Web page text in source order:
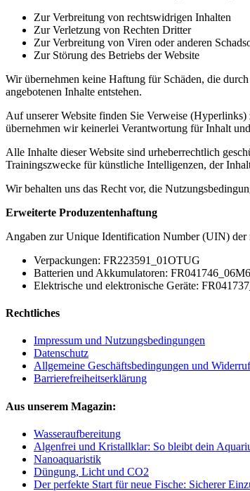
Zur Verbreitung von rechtswidrigen Inhalten
Zur Verletzung von Rechten Dritter
Zur Verbreitung von Viren oder anderen
Zur Störung des Betriebs der Website
Wir übernehmen keine Haftung für Schäden, die
angebotenen Inhalte entstehen.
Auf unserer Website finden Sie Verweise
übernehmen wir keinerlei Verantwortung für Inhalt
Alle Inhalte dieser Website sind urheberrechtlich
Trainingszwecke für künstliche Intelligenzen, der
Wir behalten uns das Recht vor, die
Erweiterte Produzentenhaftung
Angaben zur Unique Identification Number (UIN) der
Verpackungen: FR223591_01OTUG
Batterien und Akkumulatoren:
Elektrische und elektronische Geräte:
Rechtliches
Impressum und Nutzungsbedingungen
Datenschutz
Allgemeine Geschäftsbedingungen und
Barrierefreiheitserklärung
Aus unserem Magazin:
Wasseraufbereitung
Algenfrei und Kristallklar: So bleibt dein
Nanoaquaristik
Düngung, Licht und CO2
Der perfekte Start für neue Fische: Sicherer